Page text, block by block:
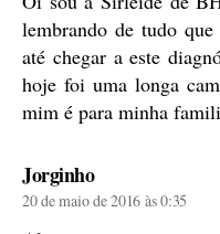
lembrando de tudo
até chegar a este
hoje foi uma longa
mim é para minha
Jorginhodiz:
20 de maio de 2016 às 0:35